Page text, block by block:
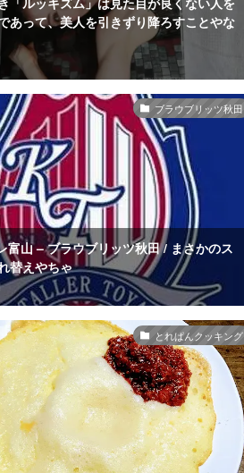
あって、美人を引きずり降ろすことやな
ブラウブリッツ秋田
富山 – ブラウブリッツ秋田 / まさかのス
替えやちゃ
とれぱんクッキング